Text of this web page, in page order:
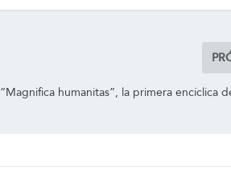
“Magnifica humanitas”, la primera encíclica